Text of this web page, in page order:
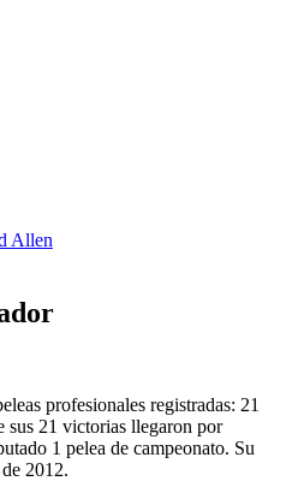
Allen
profesionales registradas: 21
sus 21 victorias llegaron por
1 pelea de campeonato. Su
2012.